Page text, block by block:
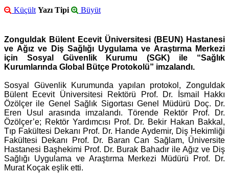
Küçült Yazı Tipi Büyüt
Zonguldak Bülent Ecevit Üniversitesi (BEUN) Hastanesi
ve Ağız ve Diş Sağlığı Uygulama ve Araştırma Merkezi
için Sosyal Güvenlik Kurumu (SGK) ile “Sağlık
Kurumlarında Global Bütçe Protokolü” imzalandı.
Sosyal Güvenlik Kurumunda yapılan protokol, Zonguldak
Bülent Ecevit Üniversitesi Rektörü Prof. Dr. İsmail Hakkı
Özölçer ile Genel Sağlık Sigortası Genel Müdürü Doç. Dr.
Eren Usul arasında imzalandı. Törende Rektör Prof. Dr.
Özölçer’e; Rektör Yardımcısı Prof. Dr. Bekir Hakan Bakkal,
Tıp Fakültesi Dekanı Prof. Dr. Hande Aydemir, Diş Hekimliği
Fakültesi Dekanı Prof. Dr. Baran Can Sağlam, Üniversite
Hastanesi Başhekimi Prof. Dr. Burak Bahadır ile Ağız ve Diş
Sağlığı Uygulama ve Araştırma Merkezi Müdürü Prof. Dr.
Murat Koçak eşlik etti.